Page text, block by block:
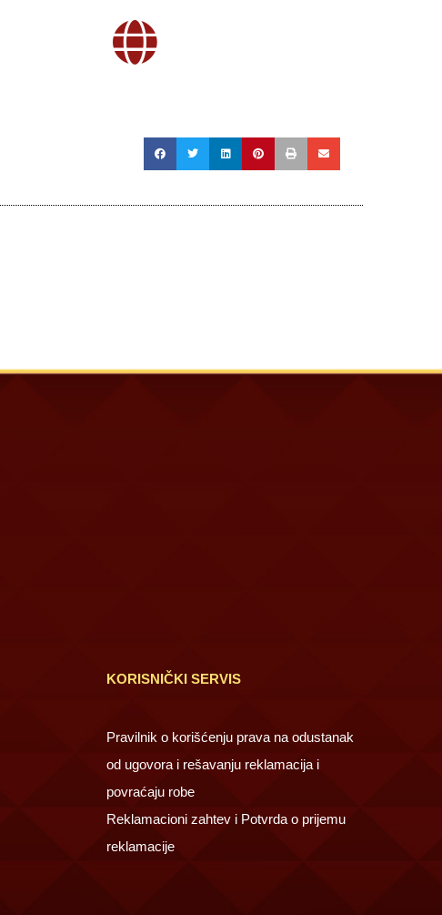
KORISNIČKI SERVIS
Pravilnik o korišćenju prava na odustanak
od ugovora i rešavanju reklamacija i
povraćaju robe
Reklamacioni zahtev i Potvrda o prijemu
reklamacije